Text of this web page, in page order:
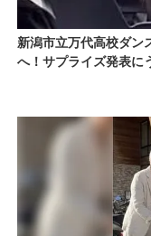
新潟市立万代高校ダ
へ！サプライズ発表に